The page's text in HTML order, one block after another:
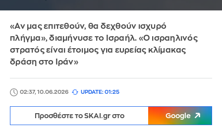
«Αν μας επιτεθούν, θα δεχθούν ισχυρό
πλήγμα», διαμήνυσε το Ισραήλ. «Ο ισραηλινός
στρατός είναι έτοιμος για ευρείας κλίμακας
δράση στο Ιράν»
02:37, 10.06.2026 UPDATE: 01:25
Προσθέστε το SKAI.gr στο Google